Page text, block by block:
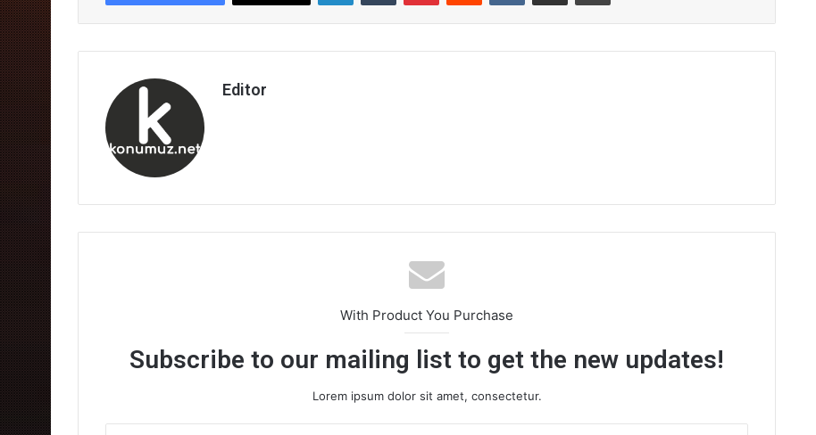
Editor
With Product You Purchase
Subscribe to our mailing list to get the new updates!
Lorem ipsum dolor sit amet, consectetur.